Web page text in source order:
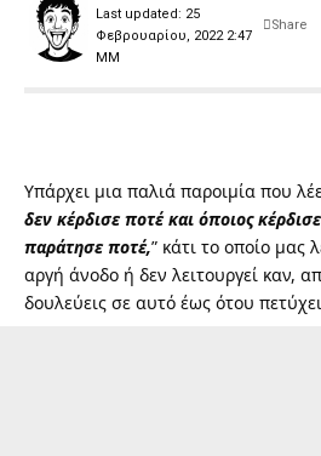
Last updated: 25
Φεβρουαρίου, 2022 2:47
ΜΜ
Share
Υπάρχει μια παλιά παροιμία που
δεν κέρδισε ποτέ και όποιος
παράτησε ποτέ,” κάτι το οποίο μας
αργή άνοδο ή δεν λειτουργεί καν,
δουλεύεις σε αυτό έως ότου